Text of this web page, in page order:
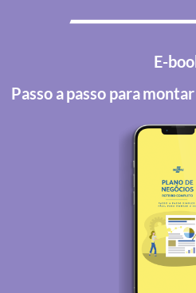
E-
Passo a passo para